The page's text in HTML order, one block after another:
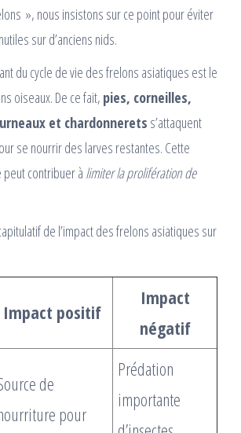
», nous insistons sur ce point pour éviter
sur d’anciens nids.
du cycle de vie des frelons asiatiques est le
oiseaux. De ce fait, pies, corneilles,
et chardonnerets s’attaquent
se nourrir des larves restantes. Cette
contribuer à limiter la prolifération de
de l’impact des frelons asiatiques sur
Impact positif
Impact
négatif
de
pour
Prédation
importante